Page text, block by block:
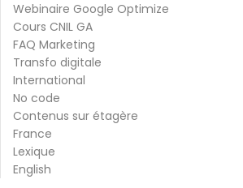
Webinaire Google Optimize
Cours CNIL GA
FAQ Marketing
Transfo digitale
International
No code
Contenus sur étagère
France
Lexique
English